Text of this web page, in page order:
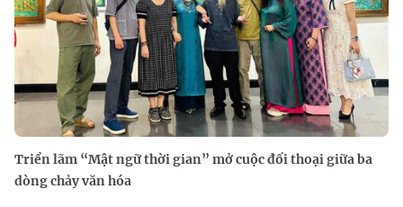
Triển lãm “Mật ngữ thời gian” mở cuộc đối thoại giữa ba
dòng chảy văn hóa